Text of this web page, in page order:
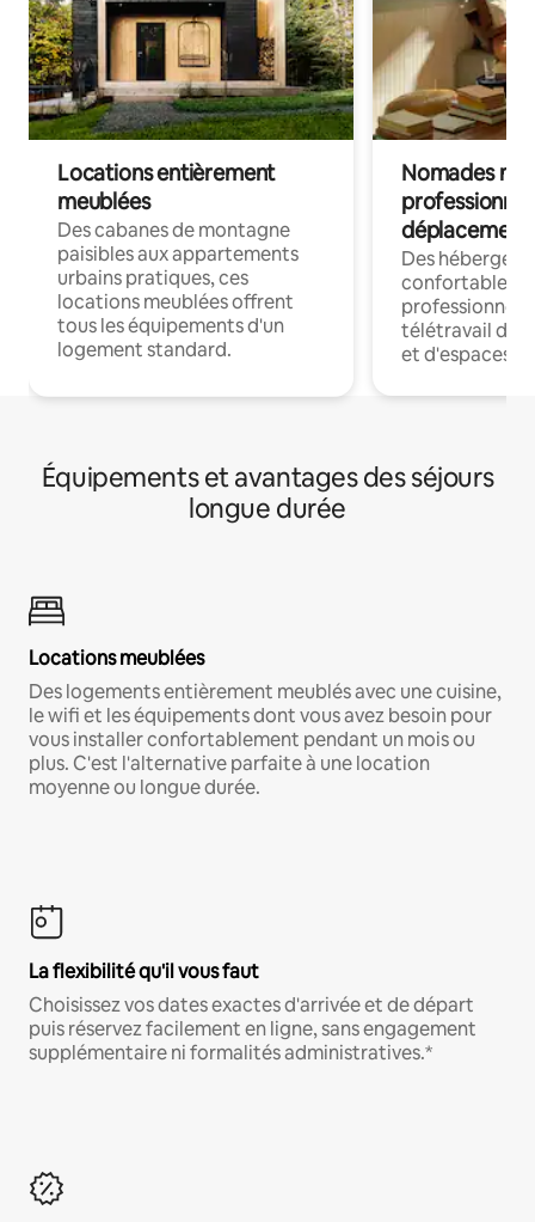
Locations entièrement
meublées
Des cabanes de montagne
paisibles aux appartements
urbains pratiques, ces
locations meublées offrent
tous les équipements d'un
logement standard.
Nomades
déplacement
Des
confortables
professionnels
télétravail
et d'espaces
Équipements et avantages des séjours
longue durée
Locations meublées
Des logements entièrement meublés avec une cuisine,
le wifi et les équipements dont vous avez besoin pour
vous installer confortablement pendant un mois ou
plus. C'est l'alternative parfaite à une location
moyenne ou longue durée.
La flexibilité qu'il vous faut
Choisissez vos dates exactes d'arrivée et de départ
puis réservez facilement en ligne, sans engagement
supplémentaire ni formalités administratives.*